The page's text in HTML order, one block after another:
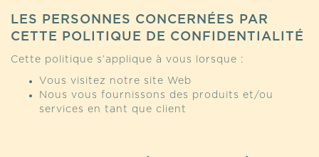
LES PERSONNES CONCERNÉES PAR
CETTE POLITIQUE DE CONFIDENTIALITÉ
Cette politique s’applique à vous lorsque :
Vous visitez notre site Web
Nous vous fournissons des produits et/ou
services en tant que client